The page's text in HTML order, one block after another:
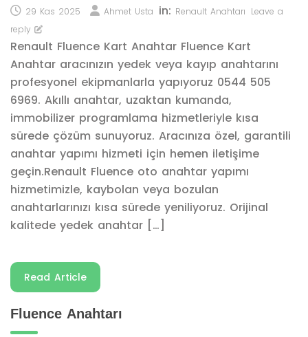
29 Kas 2025 Ahmet Usta in: Renault Anahtarı Leave a
reply
Renault Fluence Kart Anahtar Fluence Kart
Anahtar aracınızın yedek veya kayıp anahtarını
profesyonel ekipmanlarla yapıyoruz 0544 505
6969. Akıllı anahtar, uzaktan kumanda,
immobilizer programlama hizmetleriyle kısa
sürede çözüm sunuyoruz. Aracınıza özel, garantili
anahtar yapımı hizmeti için hemen iletişime
geçin.Renault Fluence oto anahtar yapımı
hizmetimizle, kaybolan veya bozulan
anahtarlarınızı kısa sürede yeniliyoruz. Orijinal
kalitede yedek anahtar […]
Read Article
Fluence Anahtarı